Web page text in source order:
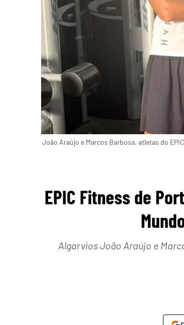
João Araújo e Marcos Barbosa, atletas do
EPIC Fitness de
Algarvios João Araújo e